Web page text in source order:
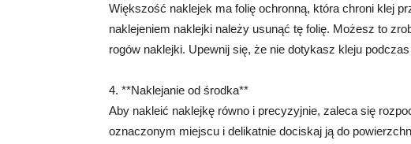
Większość naklejek ma folię ochronną, która chroni klej
naklejeniem naklejki należy usunąć tę folię. Możesz to
rogów naklejki. Upewnij się, że nie dotykasz kleju
4. **Naklejanie od środka**
Aby nakleić naklejkę równo i precyzyjnie, zaleca się
oznaczonym miejscu i delikatnie dociskaj ją do